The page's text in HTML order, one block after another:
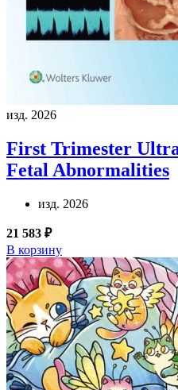
изд. 2026
First Trimester
Fetal Abnormalities
изд. 2026
21 583 ₽
В корзину